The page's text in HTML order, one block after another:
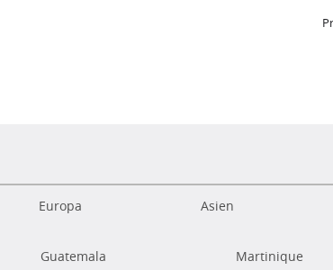
Europa Asien
Guatemala
Martinique